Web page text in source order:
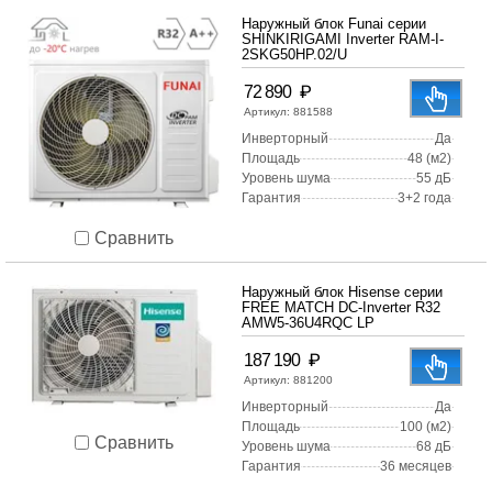
Сравнить
Наружный блок Funai серии
SHINKIRIGAMI Inverter RAM-I-
2SKG50HP.02/U
72 890 ₽
Артикул: 881588
Инверторный
Да
Площадь
48 (м2)
Уровень шума
55 дБ
Гарантия
3+2 года
Сравнить
Наружный блок Hisense серии
FREE MATCH DC-Inverter R32
AMW5-36U4RQC LP
187 190 ₽
Артикул: 881200
Инверторный
Да
Площадь
100 (м2)
Уровень шума
68 дБ
Гарантия
36 месяцев